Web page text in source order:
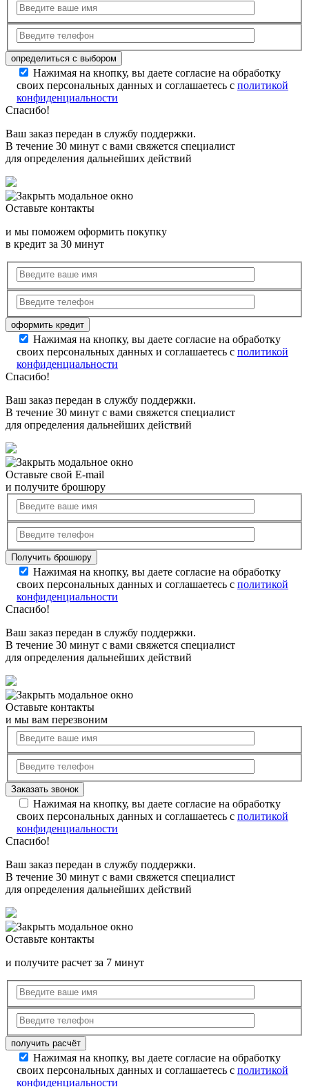
Нажимая на кнопку, вы даете согласие на обработку
своих персональных данных и соглашаетесь с политикой
конфиденциальности
Спасибо!
Ваш заказ передан в службу поддержки.
В течение 30 минут с вами свяжется специалист
для определения дальнейших действий
Оставьте контакты
и мы поможем оформить покупку
в кредит за 30 минут
Нажимая на кнопку, вы даете согласие на обработку
своих персональных данных и соглашаетесь с политикой
конфиденциальности
Спасибо!
Ваш заказ передан в службу поддержки.
В течение 30 минут с вами свяжется специалист
для определения дальнейших действий
Оставьте свой E-mail
и получите брошюру
Нажимая на кнопку, вы даете согласие на обработку
своих персональных данных и соглашаетесь с политикой
конфиденциальности
Спасибо!
Ваш заказ передан в службу поддержки.
В течение 30 минут с вами свяжется специалист
для определения дальнейших действий
Оставьте контакты
и мы вам перезвоним
Нажимая на кнопку, вы даете согласие на обработку
своих персональных данных и соглашаетесь с политикой
конфиденциальности
Спасибо!
Ваш заказ передан в службу поддержки.
В течение 30 минут с вами свяжется специалист
для определения дальнейших действий
Оставьте контакты
и получите расчет за 7 минут
Нажимая на кнопку, вы даете согласие на обработку
своих персональных данных и соглашаетесь с политикой
конфиденциальности